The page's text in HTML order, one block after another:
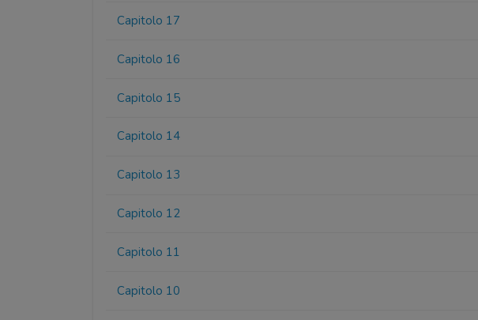
Capitolo 17
Capitolo 16
Capitolo 15
Capitolo 14
Capitolo 13
Capitolo 12
Capitolo 11
Capitolo 10